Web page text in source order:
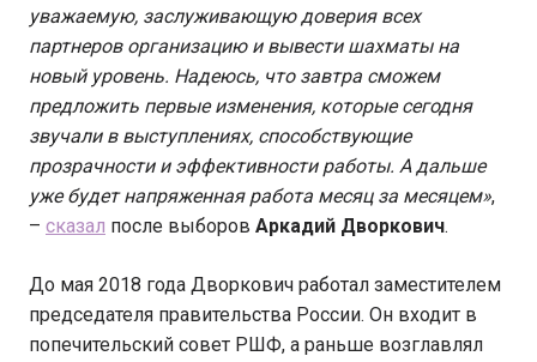
уважаемую, заслуживающую доверия всех
партнеров организацию и вывести шахматы на
новый уровень. Надеюсь, что завтра сможем
предложить первые изменения, которые сегодня
звучали в выступлениях, способствующие
прозрачности и эффективности работы. А дальше
уже будет напряженная работа месяц за месяцем»,
– сказал после выборов Аркадий Дворкович.
До мая 2018 года Дворкович работал заместителем
председателя правительства России. Он входит в
попечительский совет РШФ, а раньше возглавлял